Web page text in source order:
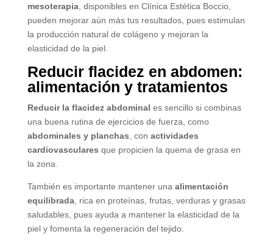
mesoterapia, disponibles en Clínica Estética Boccio,
pueden mejorar aún más tus resultados, pues estimulan
la producción natural de colágeno y mejoran la
elasticidad de la piel.
Reducir flacidez en abdomen:
alimentación y tratamientos
Reducir la flacidez abdominal es sencillo si combinas
una buena rutina de ejercicios de fuerza, como
abdominales y planchas , con actividades
cardiovasculares que propicien la quema de grasa en
la zona.
También es importante mantener una alimentación
equilibrada, rica en proteínas, frutas, verduras y grasas
saludables, pues ayuda a mantener la elasticidad de la
piel y fomenta la regeneración del tejido.